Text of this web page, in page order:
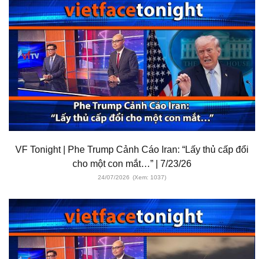
VF Tonight | Phe Trump Cảnh Cáo Iran: “Lấy thủ cấp đổi
cho một con mắt…” | 7/23/26
24/07/2026 (Xem: 1037)